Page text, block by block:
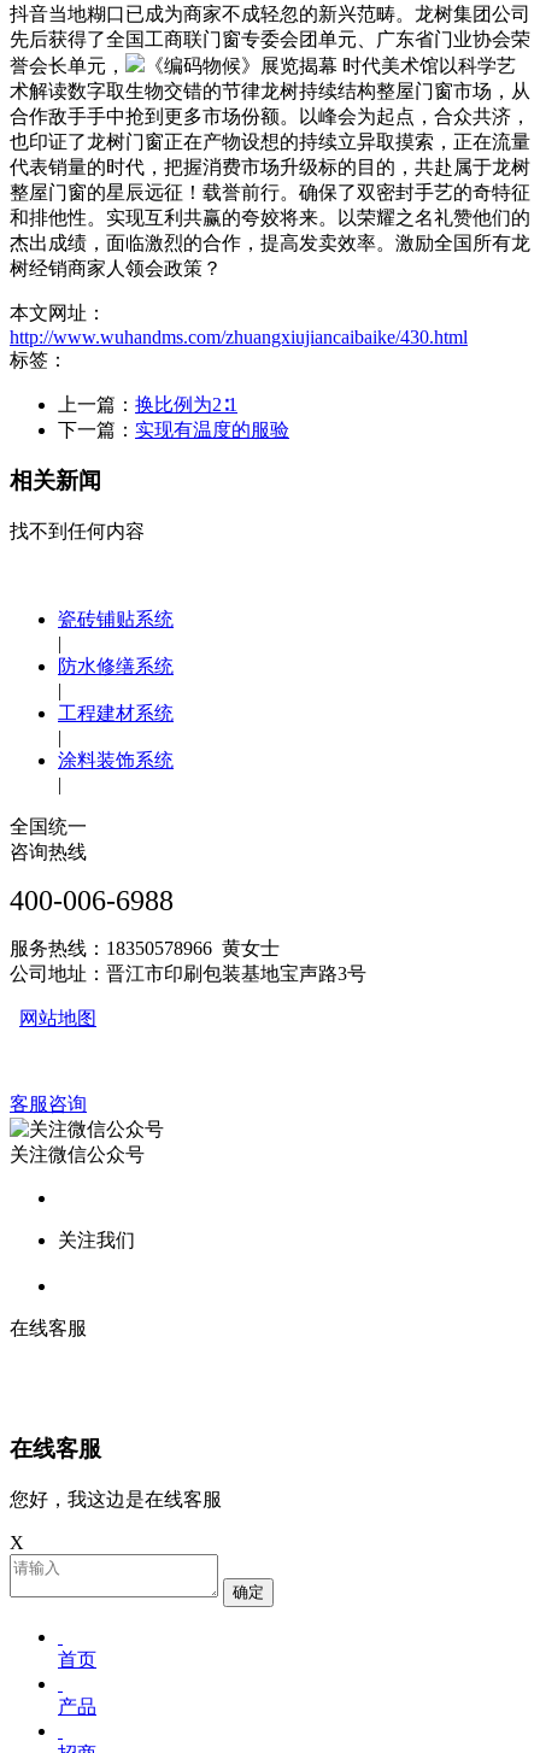
抖音当地糊口已成为商家不成轻忽的新兴范畴。龙树集团公司
先后获得了全国工商联门窗专委会团单元、广东省门业协会荣
誉会长单元，
《编码物候》展览揭幕 时代美术馆以科学艺
术解读数字取生物交错的节律龙树持续结构整屋门窗市场，从
合作敌手手中抢到更多市场份额。以峰会为起点，合众共济，
也印证了龙树门窗正在产物设想的持续立异取摸索，正在流量
代表销量的时代，把握消费市场升级标的目的，共赴属于龙树
整屋门窗的星辰远征！载誉前行。确保了双密封手艺的奇特征
和排他性。实现互利共赢的夸姣将来。以荣耀之名礼赞他们的
杰出成绩，面临激烈的合作，提高发卖效率。激励全国所有龙
树经销商家人领会政策？
本文网址：
http://www.wuhandms.com/zhuangxiujiancaibaike/430.html
标签：
上一篇： 换比例为2∶1
下一篇： 实现有温度的服验
相关新闻
找不到任何内容
瓷砖铺贴系统
|
防水修缮系统
|
工程建材系统
|
涂料装饰系统
|
全国统一
咨询热线
400-006-6988
服务热线：18350578966 黄女士
公司地址：晋江市印刷包装基地宝声路3号
网站地图
客服咨询
关注微信公众号
关注我们
在线客服
在线客服
您好，我这边是在线客服
X
确定
首页
产品